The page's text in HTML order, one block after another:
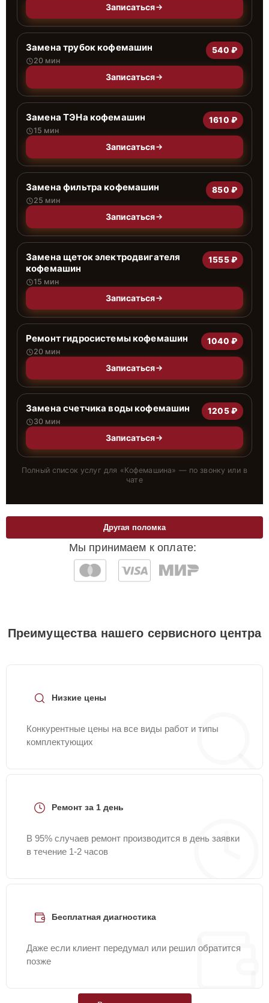
Записаться
Замена трубок кофемашин
20 мин
540 ₽
Записаться
Замена ТЭНа кофемашин
15 мин
1610 ₽
Записаться
Замена фильтра кофемашин
25 мин
850 ₽
Записаться
Замена щеток электродвигателя
кофемашин
15 мин
1555 ₽
Записаться
Ремонт гидросистемы кофемашин
20 мин
1040 ₽
Записаться
Замена счетчика воды кофемашин
30 мин
1205 ₽
Записаться
Полный список услуг для «Кофемашина» — по звонку или в
чате
Мы принимаем к оплате:
Другая поломка
Преимущества нашего сервисного центра
Низкие цены
Конкурентные цены на все виды работ и типы
комплектующих
Ремонт за 1 день
В 95% случаев ремонт производится в день заявки
в течение 1-2 часов
Бесплатная диагностика
Даже если клиент передумал или решил обратится
позже